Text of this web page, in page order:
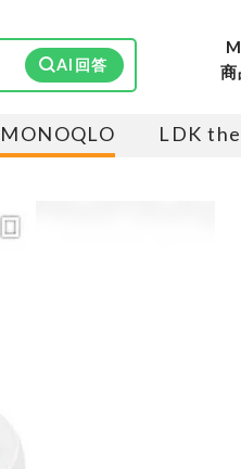
AI回答
MONOQLO LDK